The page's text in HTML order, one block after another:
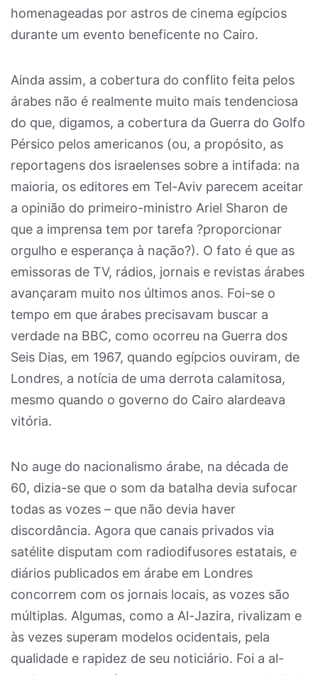
homenageadas por astros de cinema egípcios
durante um evento beneficente no Cairo.
Ainda assim, a cobertura do conflito feita pelos
árabes não é realmente muito mais tendenciosa
do que, digamos, a cobertura da Guerra do Golfo
Pérsico pelos americanos (ou, a propósito, as
reportagens dos israelenses sobre a intifada: na
maioria, os editores em Tel-Aviv parecem aceitar
a opinião do primeiro-ministro Ariel Sharon de
que a imprensa tem por tarefa ?proporcionar
orgulho e esperança à nação?). O fato é que as
emissoras de TV, rádios, jornais e revistas árabes
avançaram muito nos últimos anos. Foi-se o
tempo em que árabes precisavam buscar a
verdade na BBC, como ocorreu na Guerra dos
Seis Dias, em 1967, quando egípcios ouviram, de
Londres, a notícia de uma derrota calamitosa,
mesmo quando o governo do Cairo alardeava
vitória.
No auge do nacionalismo árabe, na década de
60, dizia-se que o som da batalha devia sufocar
todas as vozes – que não devia haver
discordância. Agora que canais privados via
satélite disputam com radiodifusores estatais, e
diários publicados em árabe em Londres
concorrem com os jornais locais, as vozes são
múltiplas. Algumas, como a Al-Jazira, rivalizam e
às vezes superam modelos ocidentais, pela
qualidade e rapidez de seu noticiário. Foi a al-